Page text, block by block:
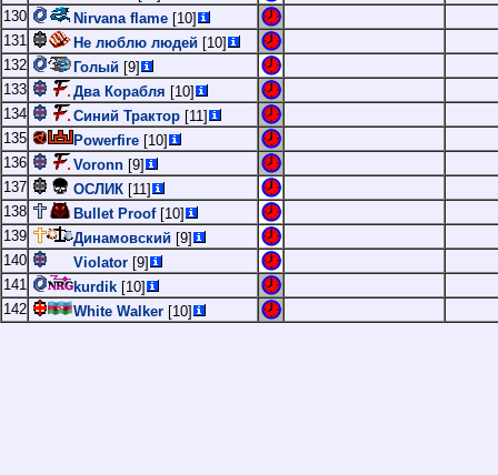
130
Nirvana flame [10]
131
Не люблю людей [10]
132
Голый [9]
133
Два Корабля [10]
134
Синий Трактор [11]
135
Powerfire [10]
136
Voronn [9]
137
ОСЛИК [11]
138
Bullet Proof[10]
139
Динамовский [9]
140
Violator [9]
141
kurdik [10]
142
White Walker [10]